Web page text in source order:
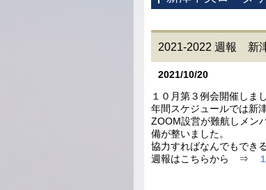
2021-2022 週報 新
2021/10/20
１０月第３例会開催しま
年間スケジュールでは新
ZOOM設営が難航しメン
備が整いました。
協力すればなんでもでき
週報はこちらから ⇒